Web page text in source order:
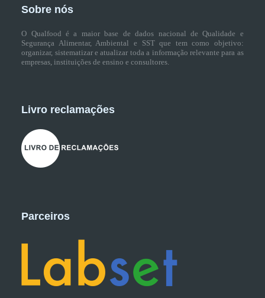
Sobre nós
O Qualfood é a maior base de dados nacional de Qualidade e
Segurança Alimentar, Ambiental e SST que tem como objetivo:
organizar, sistematizar e atualizar toda a informação relevante para as
empresas, instituições de ensino e consultores.
Livro reclamações
Parceiros